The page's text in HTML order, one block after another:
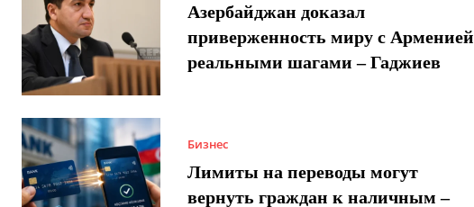
Азербайджан доказал
приверженность миру с Арменией
реальными шагами – Гаджиев
Бизнес
Лимиты на переводы могут
вернуть граждан к наличным –